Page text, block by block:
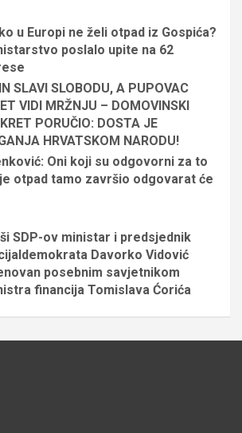
u Europi ne želi otpad iz Gospića?
poslalo upite na 62
SLAVI SLOBODU, A PUPOVAC
VIDI MRŽNJU – DOMOVINSKI
PORUČIO: DOSTA JE
HRVATSKOM NARODU!
Oni koji su odgovorni za to
otpad tamo završio odgovarat će
SDP-ov ministar i predsjednik
Davorko Vidović
posebnim savjetnikom
financija Tomislava Ćorića